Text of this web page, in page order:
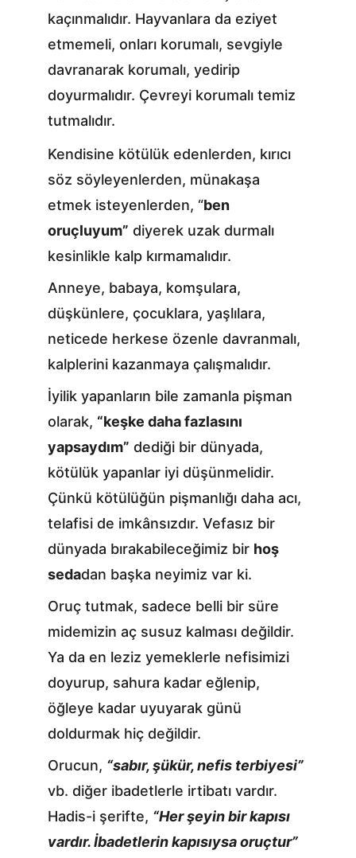
kaçınmalıdır. Hayvanlara da eziyet
etmemeli, onları korumalı, sevgiyle
davranarak korumalı, yedirip
doyurmalıdır. Çevreyi korumalı temiz
tutmalıdır.
Kendisine kötülük edenlerden, kırıcı
söz söyleyenlerden, münakaşa
etmek isteyenlerden, “ben
oruçluyum” diyerek uzak durmalı
kesinlikle kalp kırmamalıdır.
Anneye, babaya, komşulara,
düşkünlere, çocuklara, yaşlılara,
neticede herkese özenle davranmalı,
kalplerini kazanmaya çalışmalıdır.
İyilik yapanların bile zamanla pişman
olarak, “keşke daha fazlasını
yapsaydım” dediği bir dünyada,
kötülük yapanlar iyi düşünmelidir.
Çünkü kötülüğün pişmanlığı daha acı,
telafisi de imkânsızdır. Vefasız bir
dünyada bırakabileceğimiz bir hoş
sedadan başka neyimiz var ki.
Oruç tutmak, sadece belli bir süre
midemizin aç susuz kalması değildir.
Ya da en leziz yemeklerle nefisimizi
doyurup, sahura kadar eğlenip,
öğleye kadar uyuyarak günü
doldurmak hiç değildir.
Orucun, “sabır, şükür, nefis terbiyesi”
vb. diğer ibadetlerle irtibatı vardır.
Hadis-i şerifte, “Her şeyin bir kapısı
vardır. İbadetlerin kapısıysa oruçtur”